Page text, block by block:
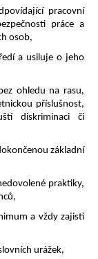
pracovní
práce a
osob,
a usiluje o jeho
ohledu na rasu,
příslušnost,
diskriminaci či
základní
praktiky,
a vždy zajistí
urážek,